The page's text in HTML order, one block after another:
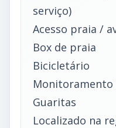
serviço)
Acesso praia /
Box de praia
Bicicletário
Monitoramento
Guaritas
Localizado na